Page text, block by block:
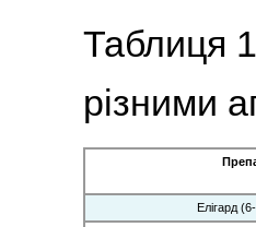
Таблиця
різними
Елігард